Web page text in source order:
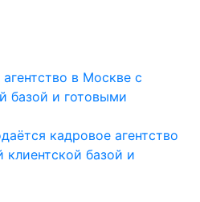
кадровое агентство
базой и